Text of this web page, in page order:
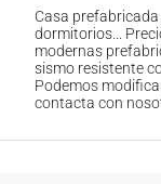
Casa
dormitorios...
modernas
sismo resistente
Podemos
contacta con